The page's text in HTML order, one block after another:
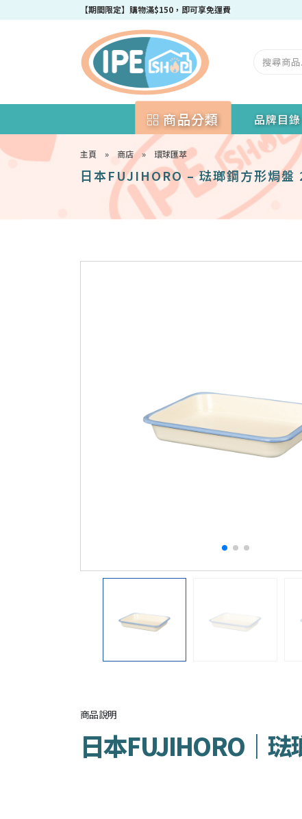
成為IPEshop會員，新會員即可獲得迎新$50購物優惠碼！
商品分類 品牌目錄
主頁 » 商店» 環球匯萃
日本FUJIHORO – 琺瑯鋼方形焗
商品說明
日本FUJIHORO｜